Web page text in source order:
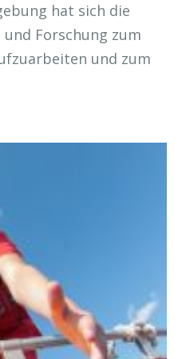
hat sich die
Forschung zum
und zum